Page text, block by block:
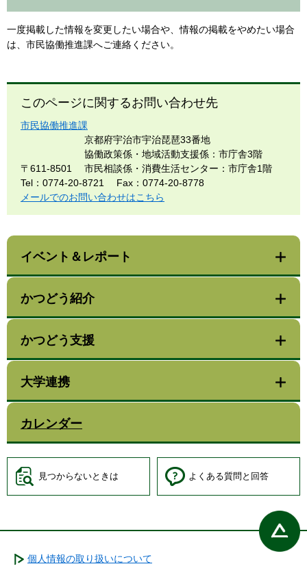
一度掲載した情報を変更したい場合や、情報の掲載をやめたい場合
は、市民協働推進課へご連絡ください。
このページに関するお問い合わせ先
市民協働推進課
〒611-8501
京都府宇治市宇治琵琶33番地
協働政策係・地域活動支援係：市庁舎3階
市民相談係・消費生活センター：市庁舎1階
Tel：0774-20-8721
Fax：0774-20-8778
メールでのお問い合わせはこちら
イベント＆レポート
かつどう紹介
かつどう支援
大学連携
カレンダー
見つからないときは よくある質問と回答
個人情報の取り扱いについて